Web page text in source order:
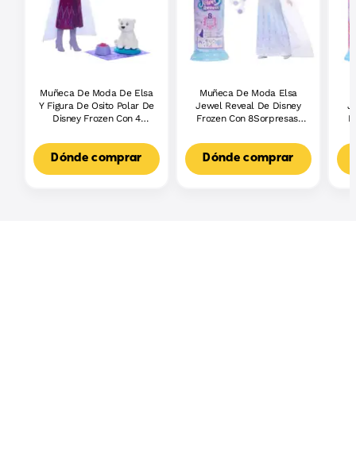
Muñeca De Moda De Elsa
Y Figura De Osito Polar De
Disney Frozen Con 4
Dónde comprar
Muñeca De Moda Elsa
Jewel Reveal De Disney
Frozen Con 8Sorpresas,
10Accesorios
Dónde comprar